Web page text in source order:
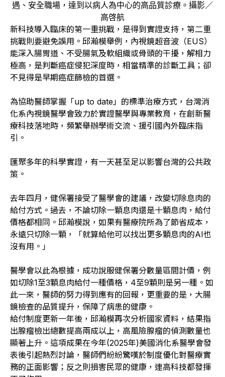
遇、安全職場，達到以病人為中心的高品質診療。攝影／
高啓航
新科技導入臨床的第一重挑戰，是得到實證支持，第二重
挑戰則要避免誤用。邱瀚模舉例，內視鏡超音波（EUS）
能深入腸胃道、不受腸氣及軟組織或骨頭的干擾，解相力
極高，是判斷癌症侵犯深度時，相當精準的診斷工具；卻
不見得是早期癌症篩檢的首選。
為協助醫師掌握「up to date」的標準治療方式，台灣消
化系內視鏡醫學會致力於實證醫學與專業教育，在創新醫
療科技落地時，頻繁舉辦學術交流、援引國內外臨床指
引。
匯聚多年的科學實證，有一天甚至足以影響台灣的公共政
策。
去年四月，健保署接受了醫學會的建議，改變切除息肉的
給付方式。過去，不論切除一顆息肉還是十顆息肉，給付
價格都相同。邱瀚模說，如果有醫療院所為了節省成本，
永遠只切除一顆，「就算給他可以找出更多顆息肉的AI也
沒有用。」
醫學會以此為根據，成功說服健保署分數量區間計價，例
如切除1至3顆息肉給付一種價格，4至9顆則是另一種。如
此一來，醫師的努力得到應有的回報，更重要的是，大腸
鏡檢查的品質提升，保障了病患的健康。
給付制度更新一年後，邱瀚模再次分析國家資料，結果指
出腺瘤檢出總數提高兩成以上，高風險腺瘤的偵測數量也
顯著上升。這項成果在今年(2025年)美國消化系醫學會發
表後引起熱烈討論，醫師們紛紛驚嘆於制度優化對醫療實
務的正面影響；反之則損害民眾的健康，連高科技都發揮